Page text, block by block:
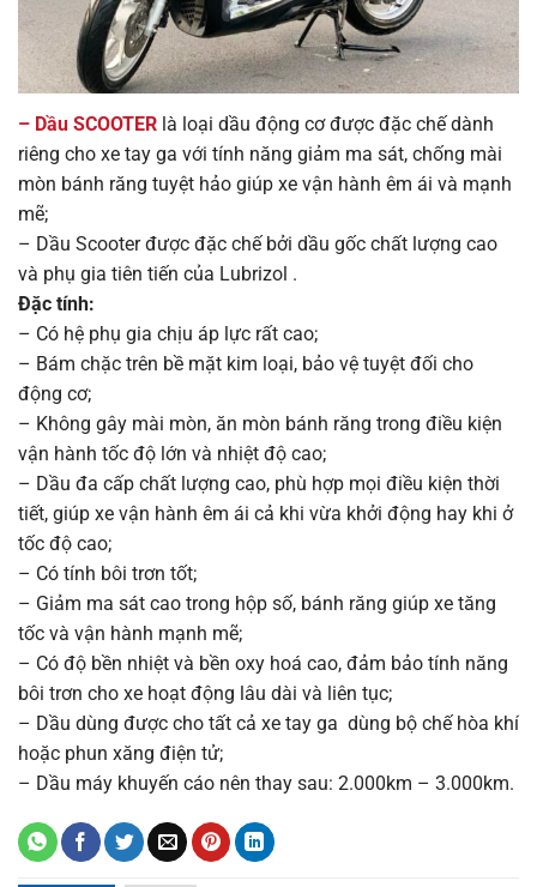
– Dầu SCOOTER là loại dầu động cơ được đặc chế dành
riêng cho xe tay ga với tính năng giảm ma sát, chống mài
mòn bánh răng tuyệt hảo giúp xe vận hành êm ái và mạnh
mẽ;
– Dầu Scooter được đặc chế bởi dầu gốc chất lượng cao
và phụ gia tiên tiến của Lubrizol .
Đặc tính:
– Có hệ phụ gia chịu áp lực rất cao;
– Bám chặc trên bề mặt kim loại, bảo vệ tuyệt đối cho
động cơ;
– Không gây mài mòn, ăn mòn bánh răng trong điều kiện
vận hành tốc độ lớn và nhiệt độ cao;
– Dầu đa cấp chất lượng cao, phù hợp mọi điều kiện thời
tiết, giúp xe vận hành êm ái cả khi vừa khởi động hay khi ở
tốc độ cao;
– Có tính bôi trơn tốt;
– Giảm ma sát cao trong hộp số, bánh răng giúp xe tăng
tốc và vận hành mạnh mẽ;
– Có độ bền nhiệt và bền oxy hoá cao, đảm bảo tính năng
bôi trơn cho xe hoạt động lâu dài và liên tục;
– Dầu dùng được cho tất cả xe tay ga dùng bộ chế hòa khí
hoặc phun xăng điện tử;
– Dầu máy khuyến cáo nên thay sau: 2.000km – 3.000km.